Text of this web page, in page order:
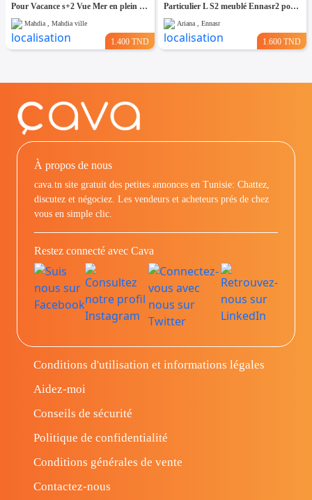
Pour Vacance s+2 Vue Mer en plein Zone Touristique Mahdia
Mahdia , Mahdia ville
1.400 TND
Particulier L S2 meublé Ennasr2 pour étranger
Ariana , Ennasr
1.600 TND
À propos de nous
cava.tn site gratuit des petites annonces en Tunisie: Chattez,
discutez et négociez. Les vendeurs et acheteurs prés de chez
vous en simple clic.
Restez connecté avec Cava
Conditions d'utilisation et informations légales
Aidez-moi
Conseils de sécurité
Politique de confidentialité
Conditions générales de vente
Contactez-nous